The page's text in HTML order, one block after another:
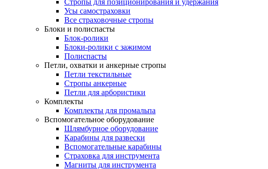
Стропы для позиционирования и удержания
Усы самостраховки
Все страховочные стропы
Блоки и полиспасты
Блок-ролики
Блоки-ролики с зажимом
Полиспасты
Петли, охватки и анкерные стропы
Петли текстильные
Стропы анкерные
Петли для арбористики
Комплекты
Комплекты для промальпа
Вспомогательное оборудование
Шлямбурное оборудование
Карабины для развески
Вспомогательные карабины
Страховка для инструмента
Магниты для инструмента